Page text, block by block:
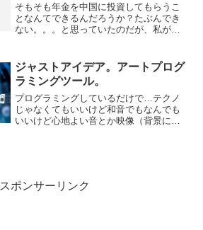
そもそも年金を中国に投資してもらうこ
となんてできるんだろうか？たぶんでき
ない。。。と思っていたのだが、私が
（エマージング）株式というETF?を購入
すれば、新興国…...
ジャストアイデア。アートプログ
ラミングツール。
プログラミングしているだけで…テクノ
じゃなくてもいいけど和音でもなんでも
いいけど心地よい音とか映像（背景に花
スポンサーリンク